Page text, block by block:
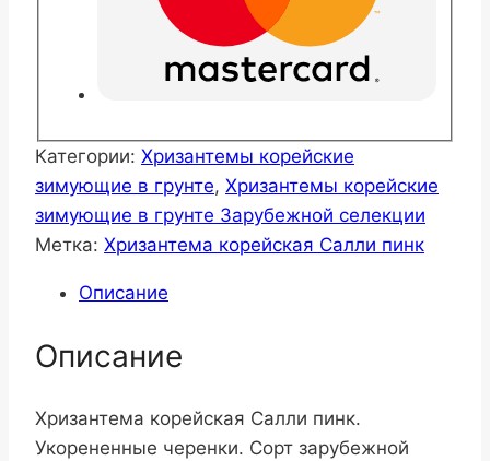
Категории: Хризантемы корейские
зимующие в грунте, Хризантемы корейские
зимующие в грунте Зарубежной селекции
Метка: Хризантема корейская Салли пинк
Описание
Описание
Хризантема корейская Салли пинк.
Укорененные черенки. Сорт зарубежной